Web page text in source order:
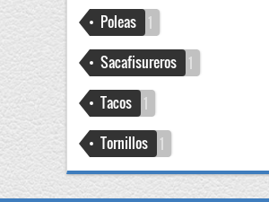
Poleas 1
Sacafisureros 1
Tacos 1
Tornillos 1